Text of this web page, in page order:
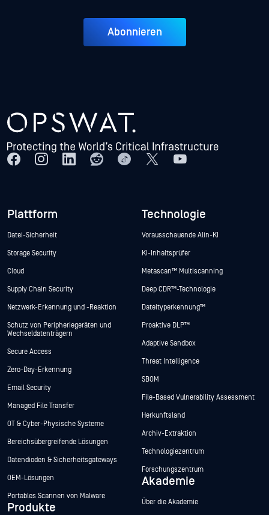
Abonnieren
Plattform
Datei-Sicherheit
Storage Security
Cloud
Supply Chain Security
Netzwerk-Erkennung und -Reaktion
Schutz von Peripheriegeräten und
Wechseldatenträgern
Secure Access
Zero-Day-Erkennung
Email Security
Managed File Transfer
OT & Cyber-Physische Systeme
Bereichsübergreifende Lösungen
Datendioden & Sicherheitsgateways
OEM-Lösungen
Portables Scannen von Malware
Produkte
Technologie
Vorausschauende Alin-KI
KI-Inhaltsprüfer
Metascan™ Multiscanning
Deep CDR™-Technologie
Dateityperkennung™
Proaktive DLP™
Adaptive Sandbox
Threat Intelligence
SBOM
File-Based Vulnerability Assessment
Herkunftsland
Archiv-Extraktion
Technologiezentrum
Forschungszentrum
Akademie
Über die Akademie